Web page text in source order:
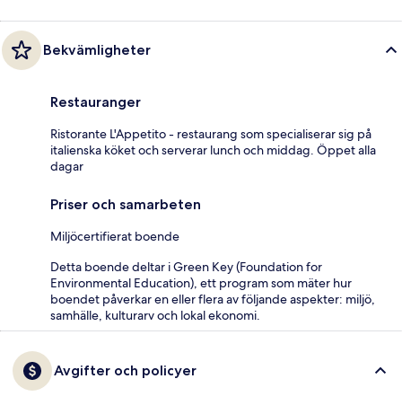
Bekvämligheter
Restauranger
Ristorante L'Appetito - restaurang som specialiserar sig på
italienska köket och serverar lunch och middag. Öppet alla
dagar
Priser och samarbeten
Miljöcertifierat boende
Detta boende deltar i Green Key (Foundation for
Environmental Education), ett program som mäter hur
boendet påverkar en eller flera av följande aspekter: miljö,
samhälle, kulturarv och lokal ekonomi.
Avgifter och policyer